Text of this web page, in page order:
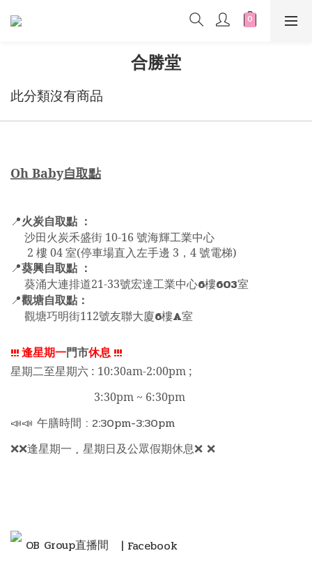
合勝堂
此分類沒有商品
Oh Baby自取點
📍火炭自取點 ：
沙田火炭禾盛街 10-16 號海輝工業中心
2 樓 04 室(停車場直入左手邊 3，4 號電梯)
📍葵興自取點 ：
葵涌大連排道21-33號宏達工業中心6樓603室
📍觀塘自取點：
觀塘巧明街112號友聯大廈6樓A室
!!!逢星期一門市休息 !!!
星期二至星期六 : 10:30am-2:00pm ;
3:30pm ~ 6:30pm
📣📣 午膳時間 : 2:30pm-3:30pm
❌❌逢星期一 , 星期日及公眾假期休息❌ ❌
OB Group直播間 | Facebook